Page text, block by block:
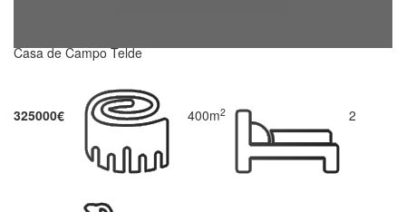
Casa de Campo Telde
325000€ 400m2 2